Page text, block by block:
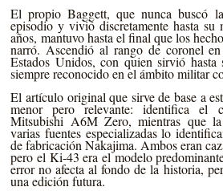
El propio Baggett, que nunca buscó
episodio y vivió discretamente hasta su
años, mantuvo hasta el final que los
narró. Ascendió al rango de coronel
Estados Unidos, con quien sirvió
siempre reconocido en el ámbito militar
El artículo original que sirve de base a
menor pero relevante: identifica el
Mitsubishi A6M Zero, mientras que
varias fuentes especializadas lo
de fabricación Nakajima. Ambos eran
pero el Ki-43 era el modelo
error no afecta al fondo de la historia,
una edición futura.